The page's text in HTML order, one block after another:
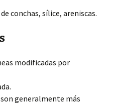
conchas, sílice, areniscas.
modificadas por
generalmente más